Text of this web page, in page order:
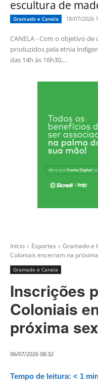
escultura de
Gramado e Canela 18/07/2026
CANELA - Com o objetivo
produzidos pela etnia
das 14h às 16h30,...